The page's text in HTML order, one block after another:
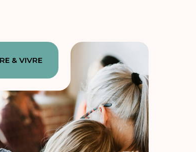
& VIVRE